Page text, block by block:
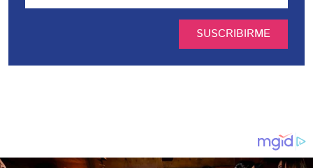
SUSCRIBIRME